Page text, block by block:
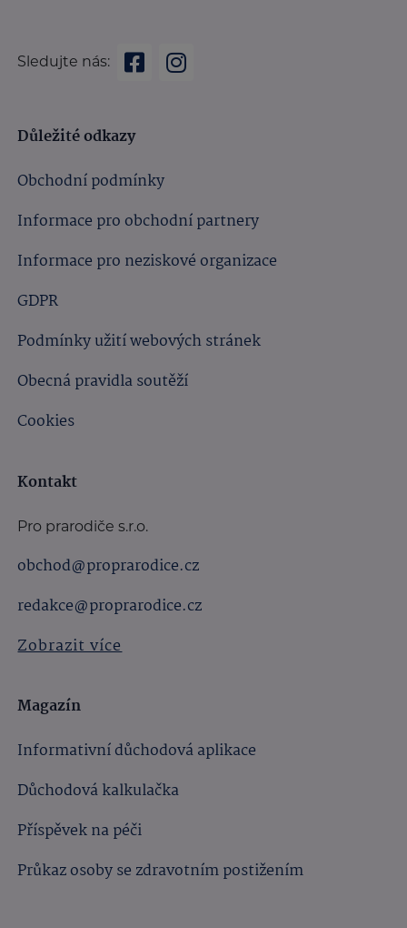
Sledujte nás:
Důležité odkazy
Obchodní podmínky
Informace pro obchodní partnery
Informace pro neziskové organizace
GDPR
Podmínky užití webových stránek
Obecná pravidla soutěží
Cookies
Kontakt
Pro prarodiče s.r.o.
obchod@proprarodice.cz
redakce@proprarodice.cz
Zobrazit více
Magazín
Informativní důchodová aplikace
Důchodová kalkulačka
Příspěvek na péči
Průkaz osoby se zdravotním postižením